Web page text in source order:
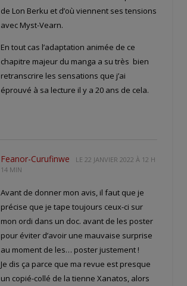
de Lon Berku et d’où viennent ses tensions
avec Myst-Vearn.
En tout cas l’adaptation animée de ce
chapitre majeur du manga a su très bien
retranscrire les sensations que j’ai
éprouvé à sa lecture il y a 20 ans de cela.
Feanor-Curufinwe LE 22 JANVIER 2022 À 12 H
14 MIN
Avant de donner mon avis, il faut que je
précise que je tape toujours ceux-ci sur
mon ordi dans un doc. avant de les poster
pour éviter d’avoir une mauvaise surprise
au moment de les… poster justement !
Je dis ça parce que ma revue est presque
un copié-collé de la tienne Xanatos, alors